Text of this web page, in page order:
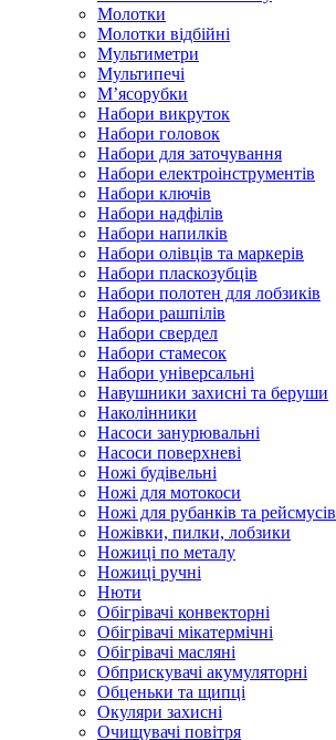
Молотки
Молотки відбійні
Мультиметри
Мультипечі
М’ясорубки
Набори викруток
Набори головок
Набори для заточування
Набори електроінструментів
Набори ключів
Набори надфілів
Набори напилків
Набори олівців та маркерів
Набори пласкозубців
Набори полотен для лобзиків
Набори рашпілів
Набори свердел
Набори стамесок
Набори універсальні
Навушники захисні та беруши
Наколінники
Насоси занурювальні
Насоси поверхневі
Ножі будівельні
Ножі для мотокоси
Ножі для рубанків та рейсмусів
Ножівки, пилки, лобзики
Ножиці по металу
Ножиці ручні
Нюти
Обігрівачі конвекторні
Обігрівачі мікатермічні
Обігрівачі масляні
Обприскувачі акумуляторні
Обценьки та щипці
Окуляри захисні
Очищувачі повітря